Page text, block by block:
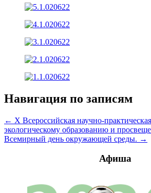
Навигация по записям
← X Всероссийская научно-
экологическому образованию и
Всемирный день окружающей среды. →
Афиша